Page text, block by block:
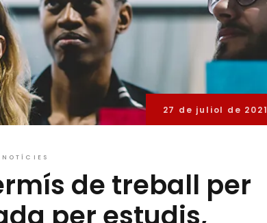
27 de juliol de 2021
NOTÍCIES
de treball per
per estudis,